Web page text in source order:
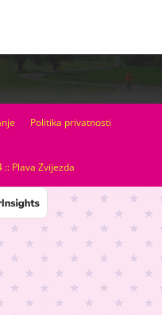
Politika privatnosti
Plava Zvijezda